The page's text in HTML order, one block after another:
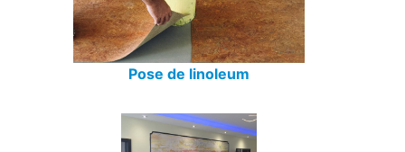
Pose de linoleum